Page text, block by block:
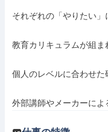
それぞれの「やりたい」
教育カリキュラムが組ま
個人のレベルに合わせた
外部講師やメーカーによ